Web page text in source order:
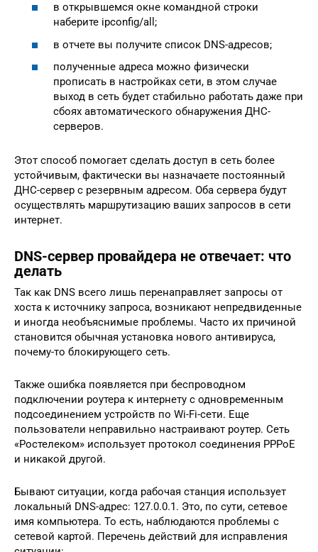
в открывшемся окне командной строки
наберите ipconfig/all;
в отчете вы получите список DNS-адресов;
полученные адреса можно физически
прописать в настройках сети, в этом случае
выход в сеть будет стабильно работать даже при
сбоях автоматического обнаружения ДНС-
серверов.
Этот способ помогает сделать доступ в сеть более
устойчивым, фактически вы назначаете постоянный
ДНС-сервер с резервным адресом. Оба сервера будут
осуществлять маршрутизацию ваших запросов в сети
интернет.
DNS-сервер провайдера не отвечает: что
делать
Так как DNS всего лишь перенаправляет запросы от
хоста к источнику запроса, возникают непредвиденные
и иногда необъяснимые проблемы. Часто их причиной
становится обычная установка нового антивируса,
почему-то блокирующего сеть.
Также ошибка появляется при беспроводном
подключении роутера к интернету с одновременным
подсоединением устройств по Wi-Fi-сети. Еще
пользователи неправильно настраивают роутер. Сеть
«Ростелеком» использует протокол соединения PPPoE
и никакой другой.
Бывают ситуации, когда рабочая станция использует
локальный DNS-адрес: 127.0.0.1. Это, по сути, сетевое
имя компьютера. То есть, наблюдаются проблемы с
сетевой картой. Перечень действий для исправления